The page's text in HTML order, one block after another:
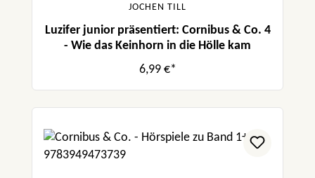
JOCHEN TILL
Luzifer junior präsentiert: Cornibus & Co. 4
- Wie das Keinhorn in die Hölle kam
6,99 €*